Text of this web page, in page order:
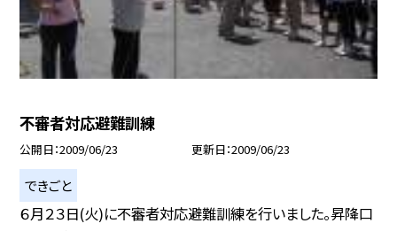
不審者対応避難訓練
公開日 2009/06/23 更新日 2009/06/23
できごと
６月２３日(火)に不審者対応避難訓練を行いました。昇降口